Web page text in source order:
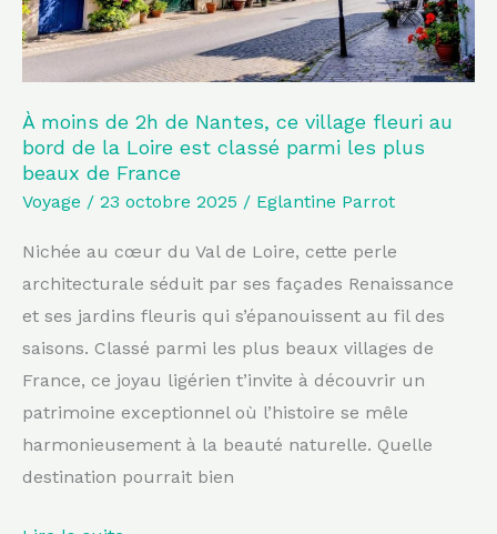
À moins de 2h de Nantes, ce village fleuri au
bord de la Loire est classé parmi les plus
beaux de France
Voyage / 23 octobre 2025 / Eglantine Parrot
Nichée au cœur du Val de Loire, cette perle
architecturale séduit par ses façades Renaissance
et ses jardins fleuris qui s’épanouissent au fil des
saisons. Classé parmi les plus beaux villages de
France, ce joyau ligérien t’invite à découvrir un
patrimoine exceptionnel où l’histoire se mêle
harmonieusement à la beauté naturelle. Quelle
destination pourrait bien
village
fleuri
au
bord
de
la
Loire
est
classé
parmi
les
plus
beaux
de
France